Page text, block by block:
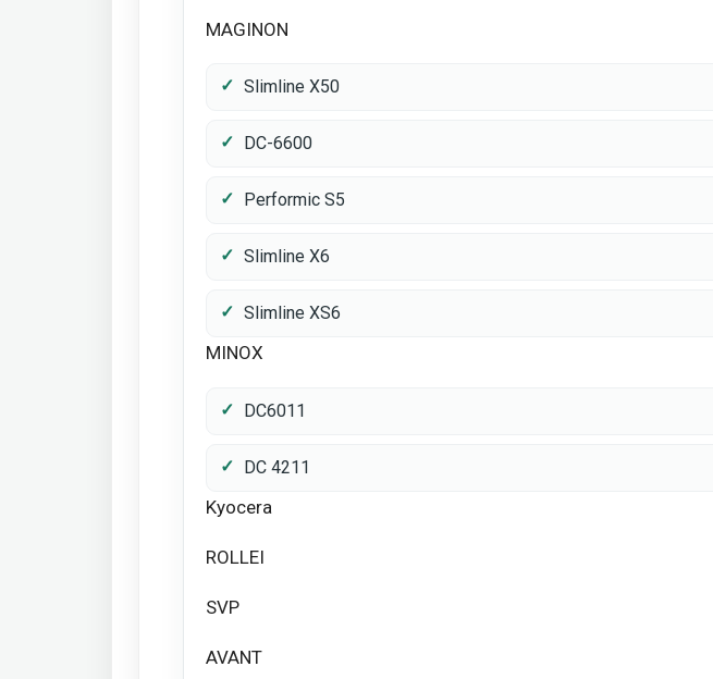
MAGINON
Slimline X50
DC-6600
Performic S5
Slimline X6
Slimline XS6
MINOX
DC6011
DC 4211
Kyocera
ROLLEI
SVP
AVANT